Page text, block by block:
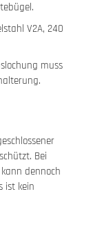
V2A, 240
muss
Bei
dennoch
ist kein